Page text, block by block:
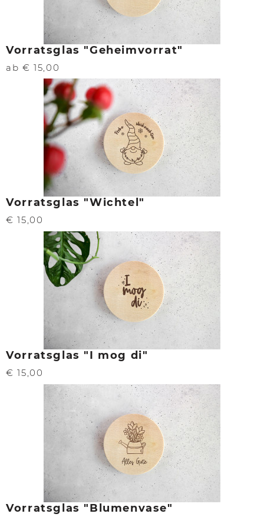
Vorratsglas "Geheimvorrat"
ab € 15,00
Vorratsglas "Wichtel"
€ 15,00
Vorratsglas "I mog di"
€ 15,00
Vorratsglas "Blumenvase"